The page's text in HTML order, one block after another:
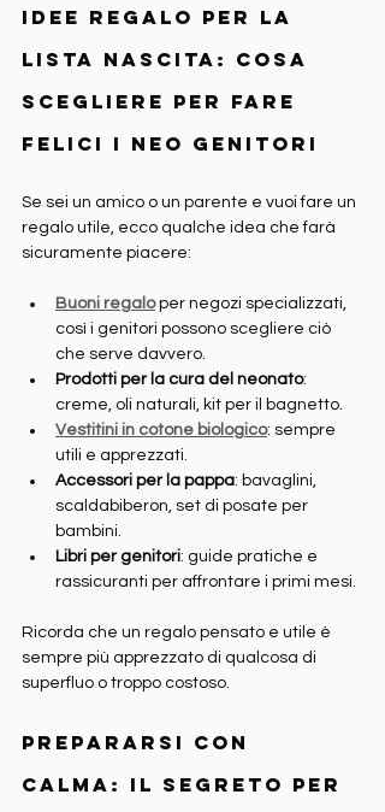
Idee regalo per la
lista nascita: cosa
scegliere per fare
felici i neo genitori
Se sei un amico o un parente e vuoi fare un
regalo utile, ecco qualche idea che farà
sicuramente piacere:
Buoni regalo per negozi specializzati,
così i genitori possono scegliere ciò
che serve davvero.
Prodotti per la cura del neonato:
creme, oli naturali, kit per il bagnetto.
Vestitini in cotone biologico: sempre
utili e apprezzati.
Accessori per la pappa: bavaglini,
scaldabiberon, set di posate per
bambini.
Libri per genitori: guide pratiche e
rassicuranti per affrontare i primi mesi.
Ricorda che un regalo pensato e utile è
sempre più apprezzato di qualcosa di
superfluo o troppo costoso.
Prepararsi con
calma: il segreto per